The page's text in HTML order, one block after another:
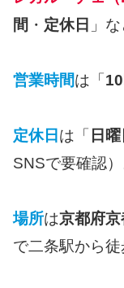
間 ・ 定休日 」
営業時間は「
定休日 は「 日曜
SNSで要確認）
場所は京都府
で二条駅から徒